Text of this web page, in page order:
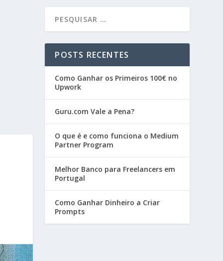
POSTS RECENTES
Como Ganhar os Primeiros 100€ no
Upwork
Guru.com Vale a Pena?
O que é e como funciona o Medium
Partner Program
Melhor Banco para Freelancers em
Portugal
Como Ganhar Dinheiro a Criar
Prompts